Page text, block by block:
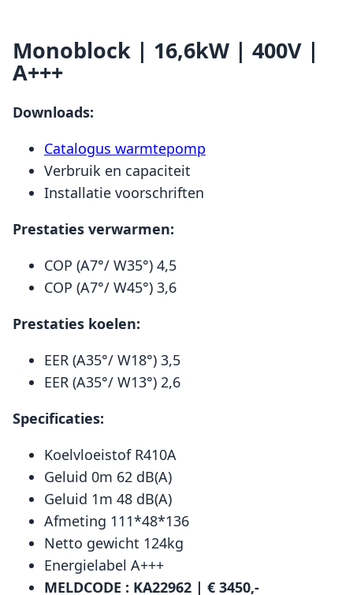
Monoblock | 16,6kW | 400V |
A+++
Downloads:
Catalogus warmtepomp
Verbruik en capaciteit
Installatie voorschriften
Prestaties verwarmen:
COP (A7°/ W35°) 4,5
COP (A7°/ W45°) 3,6
Prestaties koelen:
EER (A35°/ W18°) 3,5
EER (A35°/ W13°) 2,6
Specificaties:
Koelvloeistof R410A
Geluid 0m 62 dB(A)
Geluid 1m 48 dB(A)
Afmeting 111*48*136
Netto gewicht 124kg
Energielabel A+++
MELDCODE : KA22962 | € 3450,-